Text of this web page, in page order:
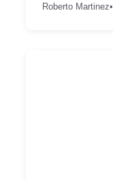
Roberto Martinez•